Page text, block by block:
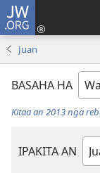
JW.ORG
Juan
BASAHA HA
Kitaa an 2013 nga
IPAKITA AN